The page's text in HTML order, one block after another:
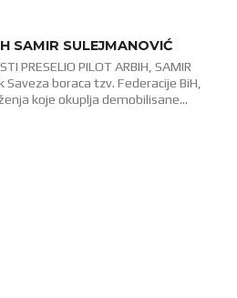
SAMIR SULEJMANOVIĆ
PRESELIO PILOT ARBIH, SAMIR
Saveza boraca tzv. Federacije BiH,
koje okuplja demobilisane...